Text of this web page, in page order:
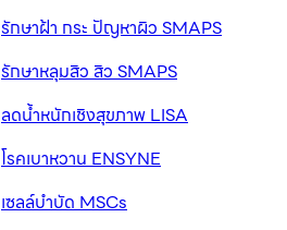
รักษาฝ้า กระ ปัญหาผิว SMAPS
รักษาหลุมสิว สิว SMAPS
ลดน้ำหนักเชิงสุขภาพ LISA
โรคเบาหวาน ENSYNE
เซลล์บำบัด MSCs